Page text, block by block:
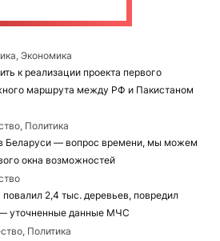
Экономика
к реализации проекта первого
маршрута между РФ и Пакистаном
Политика
Беларуси — вопрос времени, мы можем
окна возможностей
2,4 тыс. деревьев, повредил
уточненные данные МЧС
Политика